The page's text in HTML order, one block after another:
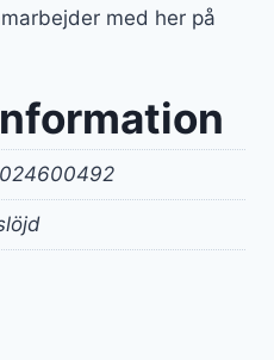
med her på